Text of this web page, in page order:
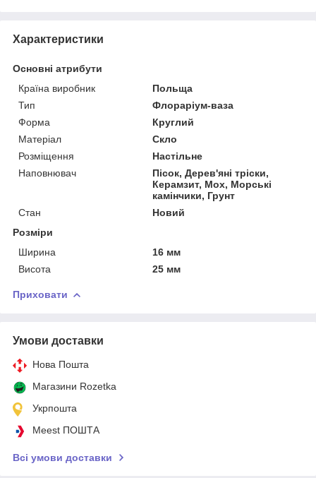
Характеристики
Основні атрибути
Країна виробник
Польща
Тип
Флораріум-ваза
Форма
Круглий
Матеріал
Скло
Розміщення
Настільне
Наповнювач
Пісок, Дерев'яні тріски,
Керамзит, Мох, Морські
камінчики, Грунт
Стан
Новий
Розміри
Ширина
16 мм
Висота
25 мм
Приховати
Умови доставки
Нова Пошта
Магазини Rozetka
Укрпошта
Meest ПОШТА
Всі умови доставки